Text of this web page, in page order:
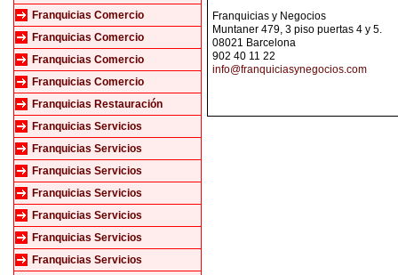
Franquicias Comercio
Franquicias Comercio
Franquicias Comercio
Franquicias Comercio
Franquicias Restauración
Franquicias Servicios
Franquicias Servicios
Franquicias Servicios
Franquicias Servicios
Franquicias Servicios
Franquicias Servicios
Franquicias Servicios
Franquicias y Negocios
Muntaner 479, 3 piso puertas 4 y 5.
08021 Barcelona
902 40 11 22
info@franquiciasynegocios.com